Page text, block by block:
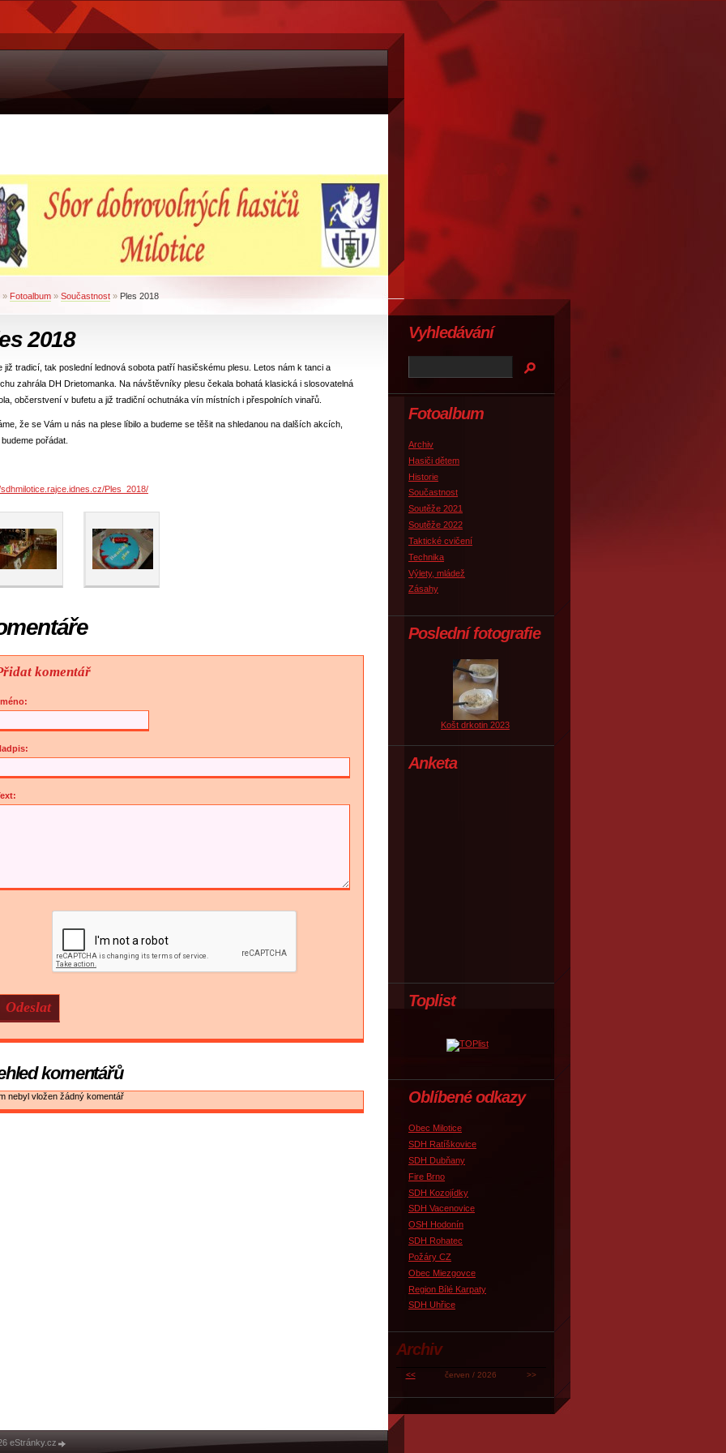
» Fotoalbum » Součastnost » Ples 2018
2018
již tradicí, tak poslední lednová sobota patří hasičskému plesu. Letos nám k tanci a
zahrála DH Drietomanka. Na návštěvníky plesu čekala bohatá klasická i slosovatelná
občerstvení v bufetu a již tradiční ochutnáka vín místních i přespolních vinařů.
že se Vám u nás na plese líbilo a budeme se těšit na shledanou na dalších akcích,
pořádat.
Ples_2018/
komentář
komentářů
nebyl vložen žádný komentář
Fotoalbum
Archiv
Hasiči dětem
Historie
Součastnost
Soutěže 2021
Soutěže 2022
Taktické cvičení
Technika
Výlety, mládež
Zásahy
Poslední fotografie
Košt drkotin 2023
Anketa
Toplist
Oblíbené odkazy
Obec Milotice
SDH Ratíškovice
SDH Dubňany
Fire Brno
SDH Kozojídky
SDH Vacenovice
OSH Hodonín
SDH Rohatec
Požáry CZ
Obec Miezgovce
Region Bílé Karpaty
SDH Uhřice
Vyhledávání
Archiv
<< červen / 2026 >>
eStránky.cz